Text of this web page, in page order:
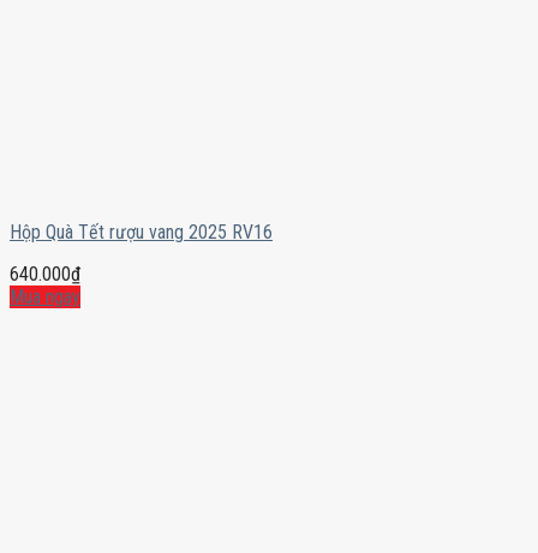
Hộp Quà Tết rượu vang 2025 RV16
640.000₫
Mua ngay